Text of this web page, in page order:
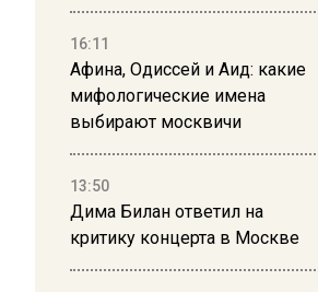
16:11
Афина, Одиссей и Аид: какие
мифологические имена
выбирают москвичи
13:50
Дима Билан ответил на
критику концерта в Москве